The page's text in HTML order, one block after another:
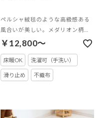
ペルシャ絨毯のような高級感ある
風合いが美しい。メダリオン柄の
ジャカード織りラグ
￥12,800～
床暖OK 洗濯可（手洗い）
滑り止め 不織布